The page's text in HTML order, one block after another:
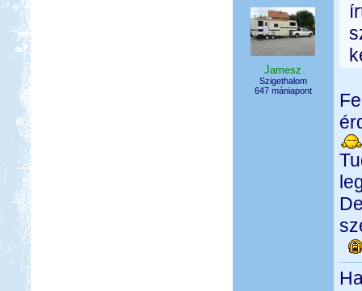
Jamesz
Szigethalom
647 mániapont